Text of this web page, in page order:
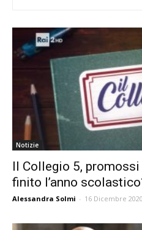
Notizie
Il Collegio 5,
finito l’anno
Alessandra Solmi - 16 Dicembre 2020